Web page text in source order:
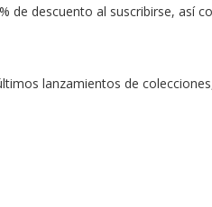
de descuento al suscribirse, así
lanzamientos de